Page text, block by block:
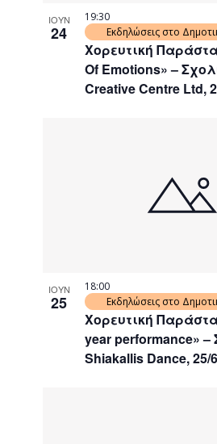
ΙΟΥΝ
24
Χορευτική
Of Emotions» –
Creative Centre Ltd,
19:30
Εκδηλώσεις στο
ΙΟΥΝ
25
Χορευτική
year performance»
Shiakallis Dance, 25/
18:00
Εκδηλώσεις στο